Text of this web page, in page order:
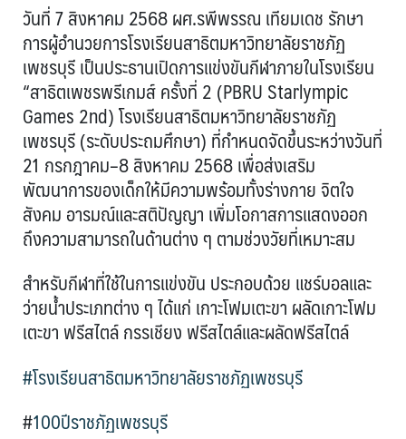
วันที่ 7 สิงหาคม 2568 ผศ.รพีพรรณ เทียมเดช รักษา
การผู้อำนวยการโรงเรียนสาธิตมหาวิทยาลัยราชภัฏ
เพชรบุรี เป็นประธานเปิดการแข่งขันกีฬาภายในโรงเรียน
“สาธิตเพชรพรีเกมส์ ครั้งที่ 2 (PBRU Starlympic
Games 2nd) โรงเรียนสาธิตมหาวิทยาลัยราชภัฏ
เพชรบุรี (ระดับประถมศึกษา) ที่กำหนดจัดขึ้นระหว่างวันที่
21 กรกฎาคม–8 สิงหาคม 2568 เพื่อส่งเสริม
พัฒนาการของเด็กให้มีความพร้อมทั้งร่างกาย จิตใจ
สังคม อารมณ์และสติปัญญา เพิ่มโอกาสการแสดงออก
ถึงความสามารถในด้านต่าง ๆ ตามช่วงวัยที่เหมาะสม
สำหรับกีฬาที่ใช้ในการแข่งขัน ประกอบด้วย แชร์บอลและ
ว่ายน้ำประเภทต่าง ๆ ได้แก่ เกาะโฟมเตะขา ผลัดเกาะโฟม
เตะขา ฟรีสไตล์ กรรเชียง ฟรีสไตล์และผลัดฟรีสไตล์
#โรงเรียนสาธิตมหาวิทยาลัยราชภัฏเพชรบุรี
#100ปีราชภัฏเพชรบุรี